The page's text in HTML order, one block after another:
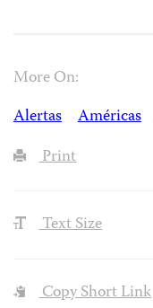
More On:
Alertas
Américas
Print
Text Size
Copy Short Link